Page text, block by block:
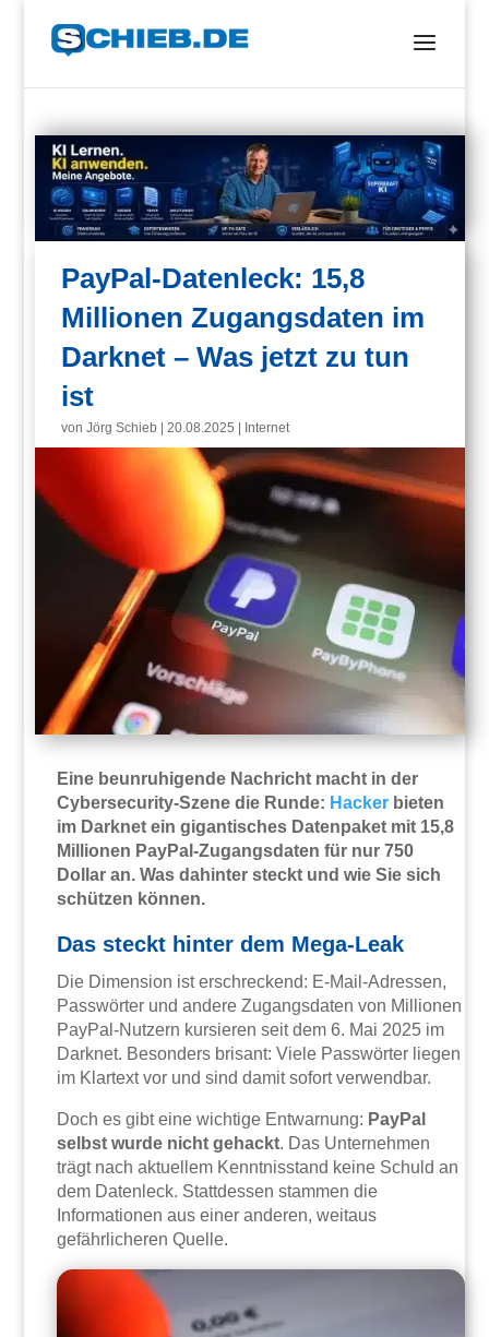
PayPal-Datenleck: 15,8
Millionen Zugangsdaten im
Darknet – Was jetzt zu tun
ist
vonJörg Schieb |20.08.2025 Internet
Eine beunruhigende Nachricht macht in der
Cybersecurity-Szene die Runde: Hacker bieten
im Darknet ein gigantisches Datenpaket mit 15,8
Millionen PayPal-Zugangsdaten für nur 750
Dollar an. Was dahinter steckt und wie Sie sich
schützen können.
Das steckt hinter dem Mega-Leak
Die Dimension ist erschreckend: E-Mail-Adressen,
Passwörter und andere Zugangsdaten von Millionen
PayPal-Nutzern kursieren seit dem 6. Mai 2025 im
Darknet. Besonders brisant: Viele Passwörter liegen
im Klartext vor und sind damit sofort verwendbar.
Doch es gibt eine wichtige Entwarnung: PayPal
selbst wurde nicht gehackt. Das Unternehmen
trägt nach aktuellem Kenntnisstand keine Schuld an
dem Datenleck. Stattdessen stammen die
Informationen aus einer anderen, weitaus
gefährlicheren Quelle.